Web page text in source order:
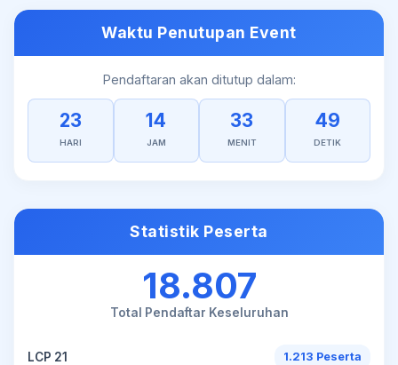
Waktu Penutupan Event
Pendaftaran akan ditutup dalam:
23
HARI
14
JAM
33
MENIT
49
DETIK
Statistik Peserta
18.807
Total Pendaftar Keseluruhan
LCP 21 1.213 Peserta